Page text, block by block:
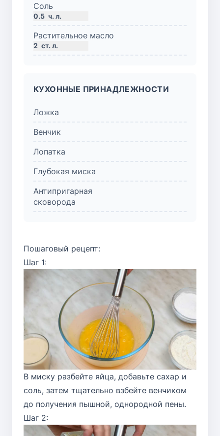
Соль
0.5 ч. л.
Растительное масло
2 ст. л.
КУХОННЫЕ ПРИНАДЛЕЖНОСТИ
Ложка
Венчик
Лопатка
Глубокая миска
Антипригарная
сковорода
Пошаговый рецепт:
Шаг 1:
В миску разбейте яйца, добавьте сахар и
соль, затем тщательно взбейте венчиком
до получения пышной, однородной пены.
Шаг 2: